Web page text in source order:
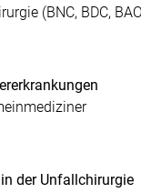
(BNC, BDC,
der Unfallchirurgie